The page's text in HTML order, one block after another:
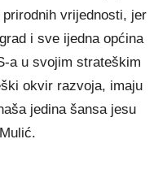
vrijednosti, jer
i sve ijedna općina
a u svojim strateškim
okvir razvoja, imaju
jedina šansa jesu